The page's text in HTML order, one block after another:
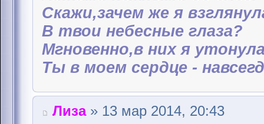
Скажи,зачем же я
В твои небесные глаза?
Мгновенно,в них я
Ты в моем сердце -
Лиза» 13 мар 2014, 20:43